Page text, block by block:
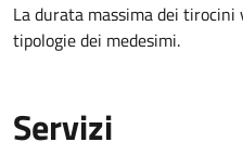
La durata massima dei tirocini
tipologie dei medesimi.
Servizi